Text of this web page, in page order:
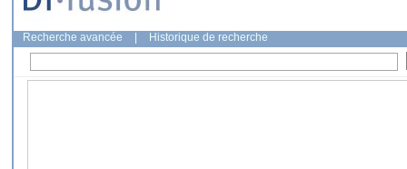
Recherche avancée Historique de recherche